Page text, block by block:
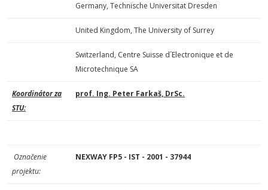
Germany, Technische Universitat Dresden
United Kingdom, The University of Surrey
Switzerland, Centre Suisse d´Electronique et de
Microtechnique SA
Koordinátor za
STU:
prof. Ing. Peter Farkaš, DrSc.
Označenie
projektu:
NEXWAY FP5 - IST - 2001 - 37944